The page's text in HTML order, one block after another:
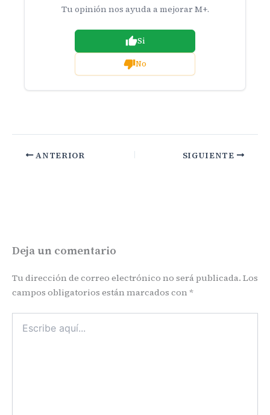
Tu opinión nos ayuda a mejorar M+.
Si
No
ANTERIOR SIGUIENTE
Deja un comentario
Tu dirección de correo electrónico no será publicada. Los
campos obligatorios están marcados con *
aquí...